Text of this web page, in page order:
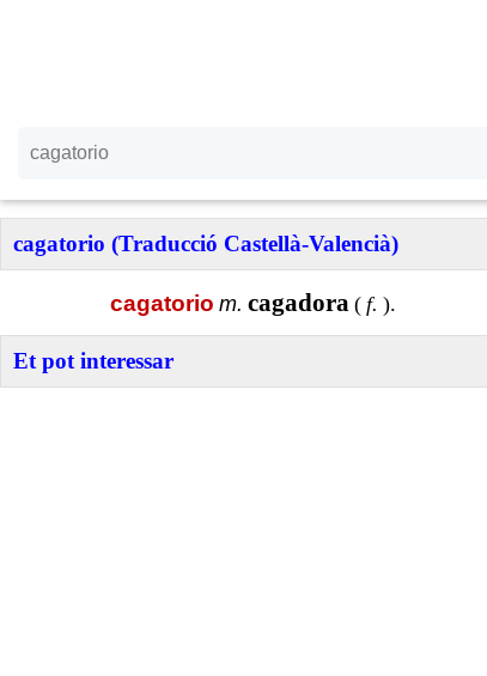
cagatorio (Traducció Castellà-Valencià)
cagatorio m. cagadora ( f. ).
Et pot interessar